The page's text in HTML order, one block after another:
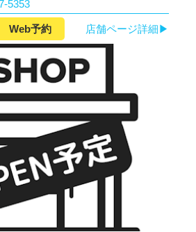
5353
Web予約 店舗ページ詳細▶